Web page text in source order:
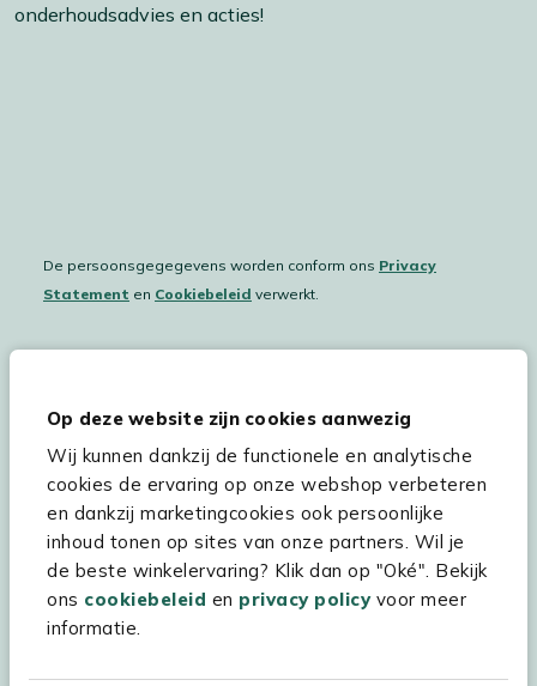
Op deze website zijn cookies aanwezig
Wij kunnen dankzij de functionele en analytische
cookies de ervaring op onze webshop verbeteren
en dankzij marketingcookies ook persoonlijke
inhoud tonen op sites van onze partners. Wil je
de beste winkelervaring? Klik dan op "Oké". Bekijk
ons cookiebeleid en privacy policyvoor meer
informatie.
onderhoudsadvies en acties!
De persoonsgegegevens worden conform ons Privacy
Statement en Cookiebeleid verwerkt.
Hulp & service
Assortiment
Kees Smit Tuinmeubelen
Experience Stores XXL